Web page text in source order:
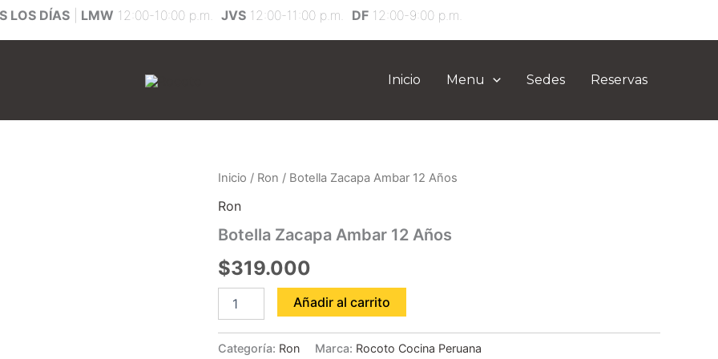
LOS DÍAS LMW 12:00-10:00 p.m. JVS 12:00-11:00 p.m. DF 12:00-9:00 p.m.
Inicio Menu Sedes Reservas
Inicio / Ron / Botella Zacapa Ambar 12 Años
Ron
Botella Zacapa Ambar 12 Años
$319.000
Botella
Ambar
Años
Añadir al carrito
Categoría: Ron Marca: Rocoto Cocina Peruana